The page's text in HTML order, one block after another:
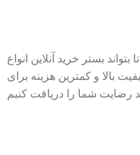
بستر خرید آنلاین انواع
بالا و کمترین هزینه برای
رضایت شما را دریافت کنیم